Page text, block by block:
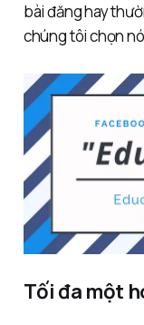
bài đăng hay
chúng tôi chọn
Tối đa một